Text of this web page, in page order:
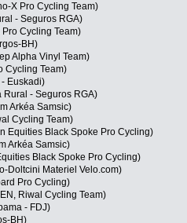
X Pro Cycling Team)
- Seguros RGA)
Cycling Team)
BH)
Alpha Vinyl Team)
Cycling Team)
- Euskadi)
Rural - Seguros RGA)
Arkéa Samsic)
Cycling Team)
Equities Black Spoke Pro Cycling)
Arkéa Samsic)
Black Spoke Pro Cycling)
Doltcini Materiel Velo.com)
Pro Cycling)
Riwal Cycling Team)
- FDJ)
BH)